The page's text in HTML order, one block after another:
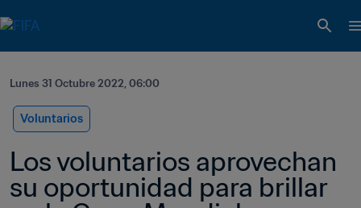
Lunes 31 Octubre 2022, 06:00
Voluntarios
Los voluntarios aprovechan
su oportunidad para brillar